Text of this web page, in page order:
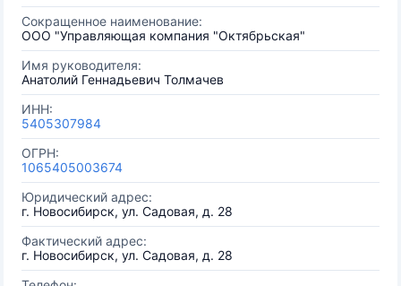
Сокращенное наименование:
ООО "Управляющая компания "Октябрьская"
Имя руководителя:
Анатолий Геннадьевич Толмачев
ИНН:
5405307984
ОГРН:
1065405003674
Юридический адрес:
г. Новосибирск, ул. Садовая, д. 28
Фактический адрес:
г. Новосибирск, ул. Садовая, д. 28